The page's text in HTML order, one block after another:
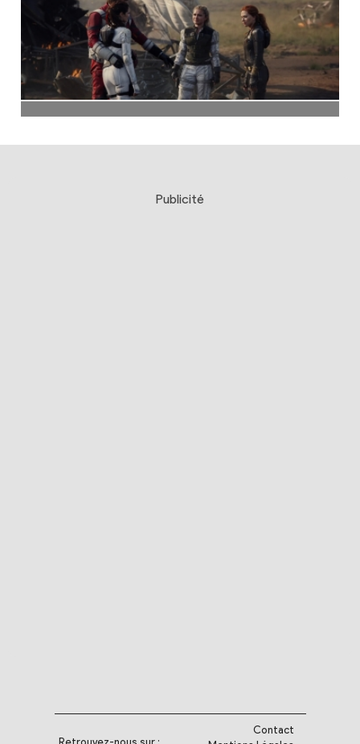
Publicité
Contact